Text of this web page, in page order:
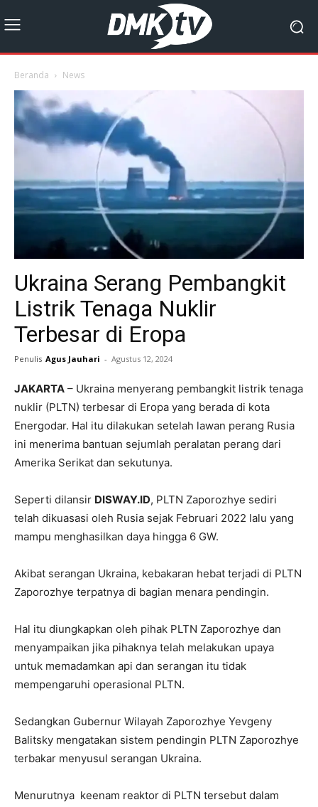
Beranda News
Ukraina Serang Pembangkit
Listrik Tenaga Nuklir
Terbesar di Eropa
Penulis Agus Jauhari - Agustus 12, 2024
JAKARTA – Ukraina menyerang pembangkit listrik tenaga
nuklir (PLTN) terbesar di Eropa yang berada di kota
Energodar. Hal itu dilakukan setelah lawan perang Rusia
ini menerima bantuan sejumlah peralatan perang dari
Amerika Serikat dan sekutunya.
Seperti dilansir DISWAY.ID, PLTN Zaporozhye sediri
telah dikuasasi oleh Rusia sejak Februari 2022 lalu yang
mampu menghasilkan daya hingga 6 GW.
Akibat serangan Ukraina, kebakaran hebat terjadi di PLTN
Zaporozhye terpatnya di bagian menara pendingin.
Hal itu diungkapkan oleh pihak PLTN Zaporozhye dan
menyampaikan jika pihaknya telah melakukan upaya
untuk memadamkan api dan serangan itu tidak
mempengaruhi operasional PLTN.
Sedangkan Gubernur Wilayah Zaporozhye Yevgeny
Balitsky mengatakan sistem pendingin PLTN Zaporozhye
terbakar menyusul serangan Ukraina.
Menurutnya keenam reaktor di PLTN tersebut dalam